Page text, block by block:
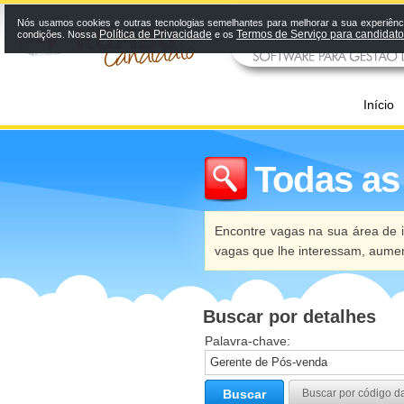
Início
Todas
Encontre vagas na sua área
vagas que lhe interessam,
Buscar por detalhes
Palavra-chave:
Buscar Buscar por código
Nós usamos cookies e outras tecnologias semelhantes para melhorar a sua
condições. Nossa Política de Privacidade e os Termos de Serviço para